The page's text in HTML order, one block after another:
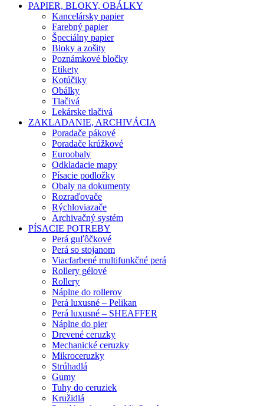
PAPIER, BLOKY, OBÁLKY
Kancelársky papier
Farebný papier
Špeciálny papier
Bloky a zošity
Poznámkové bločky
Etikety
Kotúčiky
Obálky
Tlačivá
Lekárske tlačivá
ZAKLADANIE, ARCHIVÁCIA
Poradače pákové
Poradače krúžkové
Euroobaly
Odkladacie mapy
Písacie podložky
Obaly na dokumenty
Rozraďovače
Rýchloviazače
Archivačný systém
PÍSACIE POTREBY
Perá guľôčkové
Perá so stojanom
Viacfarbené multifunkčné perá
Rollery gélové
Rollery
Náplne do rollerov
Perá luxusné – Pelikan
Perá luxusné – SHEAFFER
Náplne do pier
Drevené ceruzky
Mechanické ceruzky
Mikroceruzky
Strúhadlá
Gumy
Tuhy do ceruziek
Kružidlá